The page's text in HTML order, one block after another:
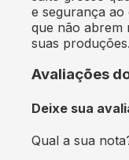
e segurança ao
que não abrem
suas
Avaliações
Deixe sua
Qual a sua